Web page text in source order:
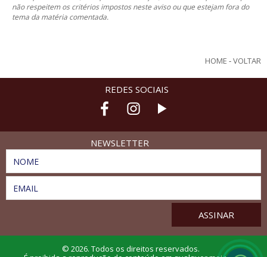
não respeitem os critérios impostos neste aviso ou que estejam fora do
tema da matéria comentada.
HOME -VOLTAR
REDES SOCIAIS
NEWSLETTER
NOME
EMAIL
© 2026. Todos os direitos reservados.